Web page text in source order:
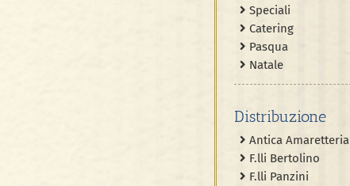
Speciali
Catering
Pasqua
Natale
Distribuzione
Antica Amaretteria
F.lli Bertolino
F.lli Panzini